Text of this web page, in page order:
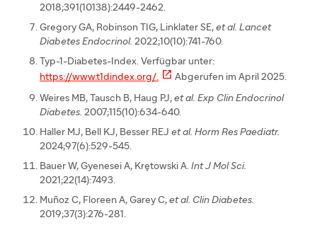
2018;391(10138):2449-2462.
Gregory GA, Robinson TIG, Linklater SE, et al. Lancet
Diabetes Endocrinol. 2022;10(10):741-760.
Typ-1-Diabetes-Index. Verfügbar unter:
https://www.t1dindex.org/.  Abgerufen im April 2025.
Weires MB, Tausch B, Haug PJ, et al. Exp Clin Endocrinol
Diabetes. 2007;115(10):634-640.
Haller MJ, Bell KJ, Besser REJ et al. Horm Res Paediatr.
2024;97(6):529-545.
Bauer W, Gyenesei A, Krętowski A. Int J Mol Sci.
2021;22(14):7493.
Muñoz C, Floreen A, Garey C, et al. Clin Diabetes.
2019;37(3):276-281.